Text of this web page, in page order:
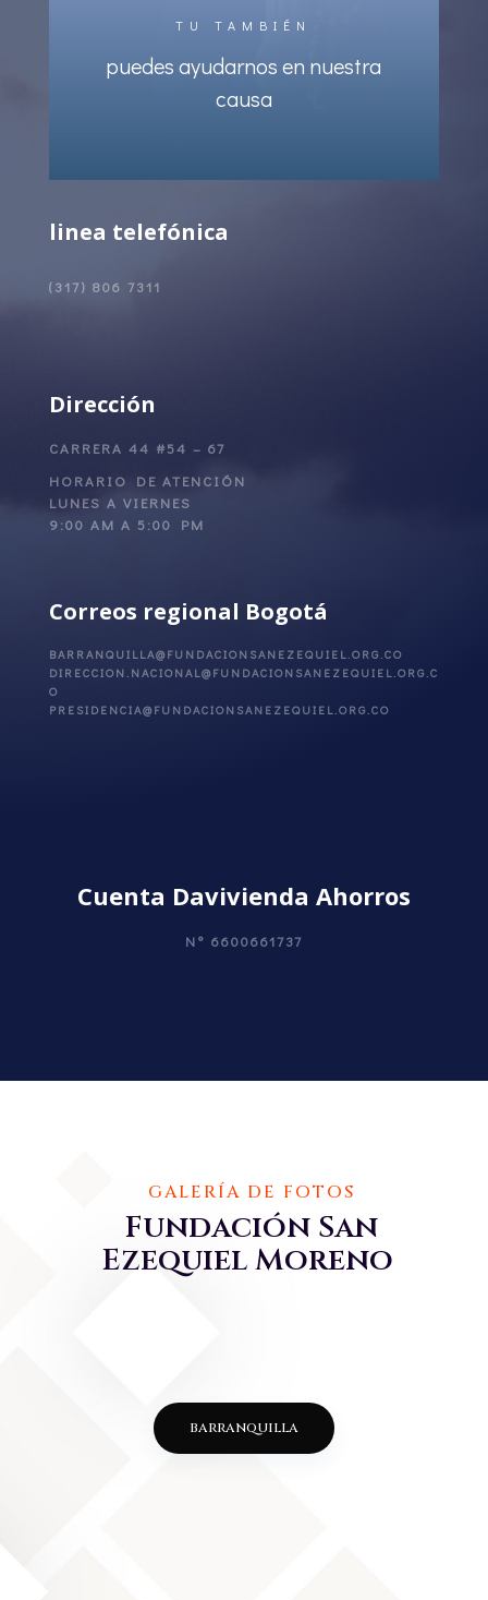
TU TAMBIÉN
puedes ayudarnos en nuestra
causa
linea telefónica
(317) 806 7311
Dirección
CARRERA 44 #54 – 67
HORARIO DE ATENCIÓN
LUNES A VIERNES
9:00 AM A 5:00 PM
Correos regional Bogotá
BARRANQUILLA@FUNDACIONSANEZEQUIEL.ORG.CO
DIRECCION.NACIONAL@FUNDACIONSANEZEQUIEL.ORG.C
O
PRESIDENCIA@FUNDACIONSANEZEQUIEL.ORG.CO
Cuenta Davivienda Ahorros
N° 6600661737
GALERÍA DE FOTOS
Fundación San
Ezequiel Moreno
barranquilla